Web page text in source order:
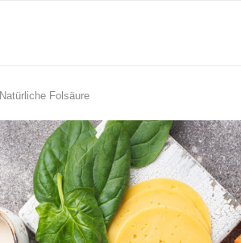
Natürliche Folsäure